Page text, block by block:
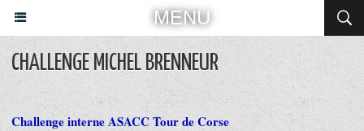
MENU
CHALLENGE MICHEL BRENNEUR
Challenge interne ASACC Tour de Corse